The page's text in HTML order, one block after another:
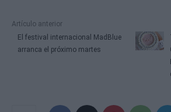
Artículo anterior
El festival internacional MadBlue
arranca el próximo martes